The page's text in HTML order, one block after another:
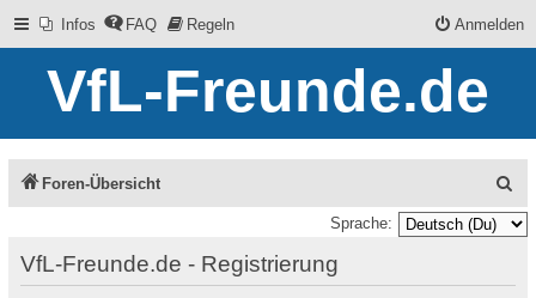
Infos FAQ Regeln Anmelden
VfL-Freunde.de
Foren-Übersicht
u
h
Sprache:
VfL-Freunde.de - Registrierung